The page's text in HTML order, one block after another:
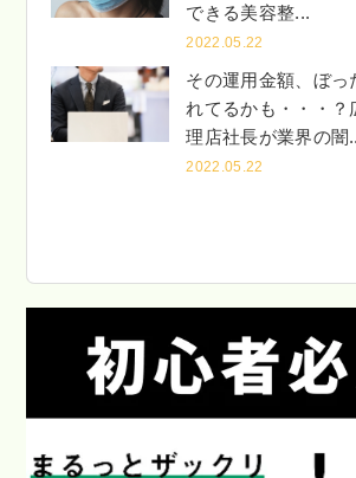
できる美容整...
2022.05.22
その運用金額、ぼっ
れてるかも・・・？
理店社長が業界の闇
2022.05.22